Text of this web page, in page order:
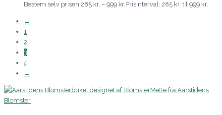
Bestem selv prisen 285 kr. – 999 kr.Prisinterval: 285 kr. til 999 kr.
←
1
2
3
4
→